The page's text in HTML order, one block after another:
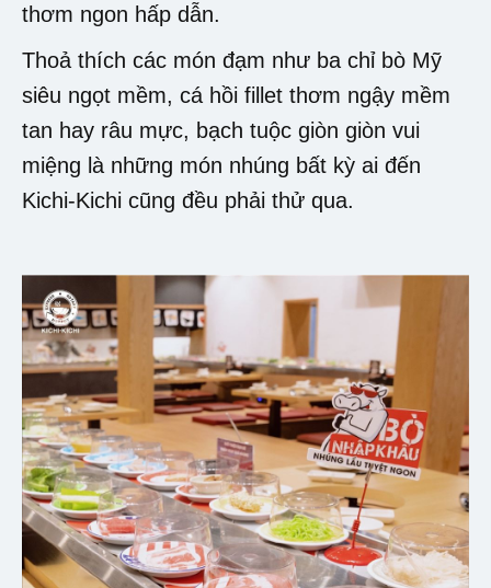
thơm ngon hấp dẫn.
Thoả thích các món đạm như ba chỉ bò Mỹ
siêu ngọt mềm, cá hồi fillet thơm ngậy mềm
tan hay râu mực, bạch tuộc giòn giòn vui
miệng là những món nhúng bất kỳ ai đến
Kichi-Kichi cũng đều phải thử qua.